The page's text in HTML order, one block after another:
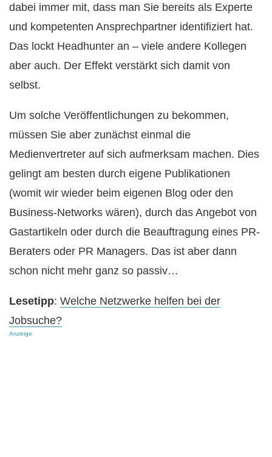
dabei immer mit, dass man Sie bereits als Experte
und kompetenten Ansprechpartner identifiziert hat.
Das lockt Headhunter an – viele andere Kollegen
aber auch. Der Effekt verstärkt sich damit von
selbst.
Um solche Veröffentlichungen zu bekommen,
müssen Sie aber zunächst einmal die
Medienvertreter auf sich aufmerksam machen. Dies
gelingt am besten durch eigene Publikationen
(womit wir wieder beim eigenen Blog oder den
Business-Networks wären), durch das Angebot von
Gastartikeln oder durch die Beauftragung eines PR-
Beraters oder PR Managers. Das ist aber dann
schon nicht mehr ganz so passiv…
Lesetipp: Welche Netzwerke helfen bei der
Jobsuche?
Anzeige